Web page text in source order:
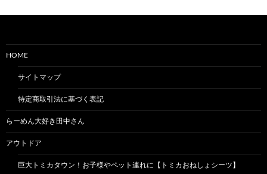
HOME
サイトマップ
特定商取引法に基づく表記
らーめん大好き田中さん
アウトドア
巨大トミカタウン！お子様やペット連れに【トミカおねしょシーツ】